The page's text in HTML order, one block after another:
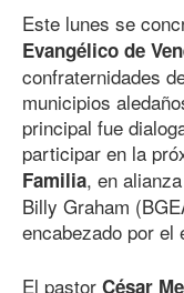
Este lunes se
Evangélico de
confraternidades
municipios
principal fue
participar en la
Familia, en
Billy Graham
encabezado por el
El pastor César